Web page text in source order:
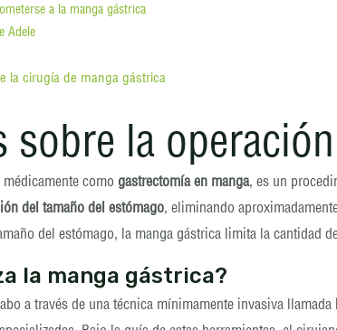
a la manga gástrica
Adele
la cirugía de manga gástrica
sobre la
como gastrectomía en manga, es un
del tamaño del estómago, eliminando
del estómago, la manga gástrica limita la cantidad
la manga gástrica?
a través de una técnica mínimamente invasiva llamada